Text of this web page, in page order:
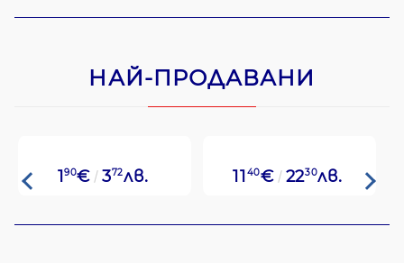
НАЙ-ПРОДАВАНИ
190€ 372лв. 11 40€ 2230лв.